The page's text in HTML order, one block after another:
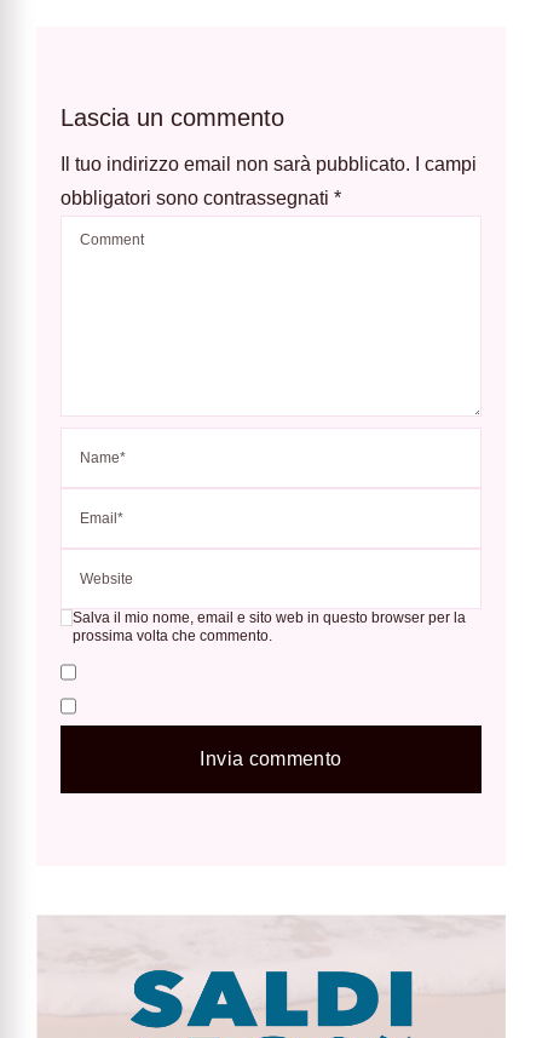
Lascia un commento
Il tuo indirizzo email non sarà pubblicato.
I campi
obbligatori sono contrassegnati *
Salva il mio nome, email e sito web in questo browser per la
prossima volta che commento.